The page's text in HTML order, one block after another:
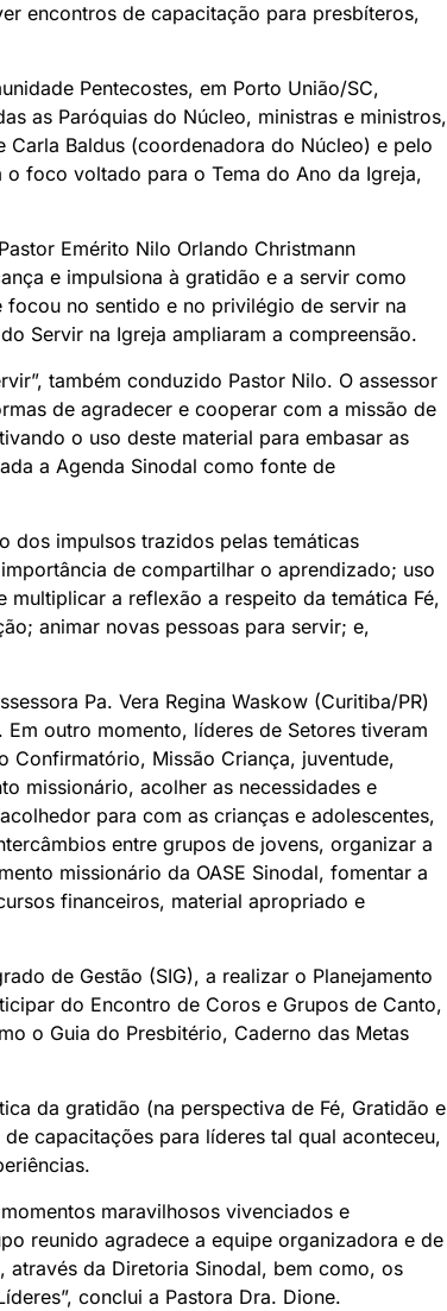
encontros de capacitação para presbíteros,
Pentecostes, em Porto União/SC,
as Paróquias do Núcleo, ministras e ministros,
Baldus (coordenadora do Núcleo) e pelo
foco voltado para o Tema do Ano da Igreja,
Emérito Nilo Orlando Christmann
e impulsiona à gratidão e a servir como
no sentido e no privilégio de servir na
Servir na Igreja ampliaram a compreensão.
também conduzido Pastor Nilo. O assessor
de agradecer e cooperar com a missão de
o uso deste material para embasar as
a Agenda Sinodal como fonte de
dos impulsos trazidos pelas temáticas
de compartilhar o aprendizado; uso
a reflexão a respeito da temática Fé,
animar novas pessoas para servir; e,
Pa. Vera Regina Waskow (Curitiba/PR)
outro momento, líderes de Setores tiveram
Confirmatório, Missão Criança, juventude,
missionário, acolher as necessidades e
para com as crianças e adolescentes,
entre grupos de jovens, organizar a
missionário da OASE Sinodal, fomentar a
financeiros, material apropriado e
de Gestão (SIG), a realizar o Planejamento
do Encontro de Coros e Grupos de Canto,
o Guia do Presbitério, Caderno das Metas
da gratidão (na perspectiva de Fé, Gratidão e
capacitações para líderes tal qual aconteceu,
maravilhosos vivenciados e
reunido agradece a equipe organizadora e de
através da Diretoria Sinodal, bem como, os
conclui a Pastora Dra. Dione.